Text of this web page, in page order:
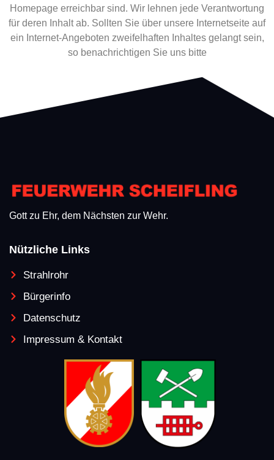
Homepage erreichbar sind. Wir lehnen jede Verantwortung
für deren Inhalt ab. Sollten Sie über unsere Internetseite auf
ein Internet-Angeboten zweifelhaften Inhaltes gelangt sein,
so benachrichtigen Sie uns bitte
Gott zu Ehr, dem Nächsten zur Wehr.
Nützliche Links
Strahlrohr
Bürgerinfo
Datenschutz
Impressum & Kontakt